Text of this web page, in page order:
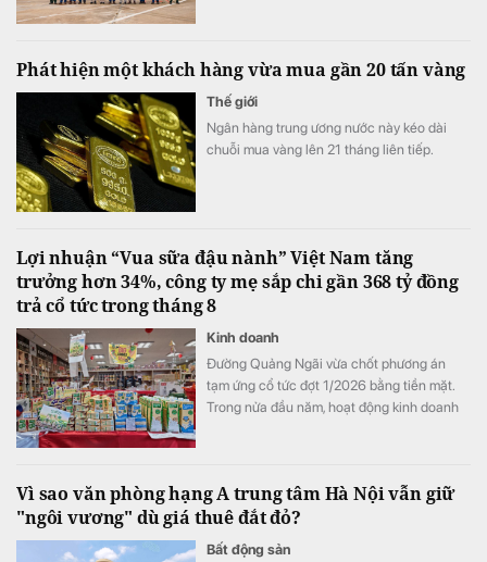
Phát hiện một khách hàng vừa mua gần 20 tấn vàng
Thế giới
Ngân hàng trung ương nước này kéo dài
chuỗi mua vàng lên 21 tháng liên tiếp.
Lợi nhuận “Vua sữa đậu nành” Việt Nam tăng
trưởng hơn 34%, công ty mẹ sắp chi gần 368 tỷ đồng
trả cổ tức trong tháng 8
Kinh doanh
Đường Quảng Ngãi vừa chốt phương án
tạm ứng cổ tức đợt 1/2026 bằng tiền mặt.
Trong nửa đầu năm, hoạt động kinh doanh
Vì sao văn phòng hạng A trung tâm Hà Nội vẫn giữ
"ngôi vương" dù giá thuê đắt đỏ?
Bất động sản